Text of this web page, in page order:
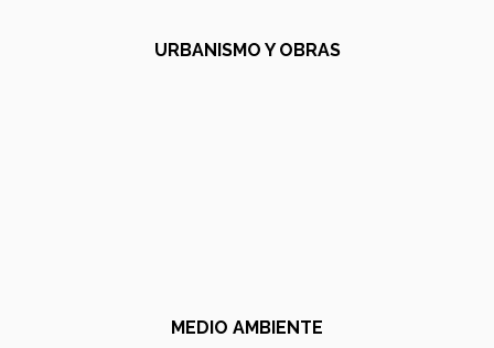
URBANISMO Y OBRAS
MEDIO AMBIENTE